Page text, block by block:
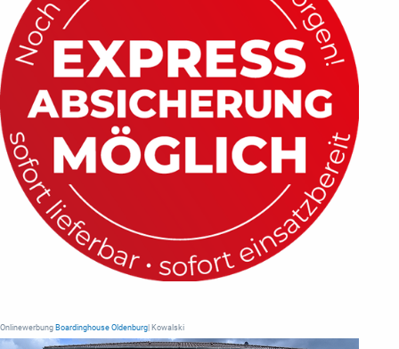
Onlinewerbung Boardinghouse Oldenburg | Kowalski